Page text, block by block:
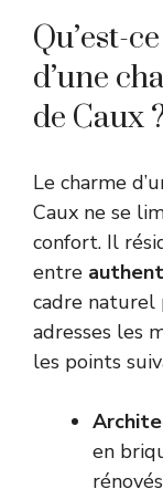
Qu’est-
d’une
de Caux
Le charme
Caux ne se
confort. Il
entre
cadre naturel
adresses les
les points
en